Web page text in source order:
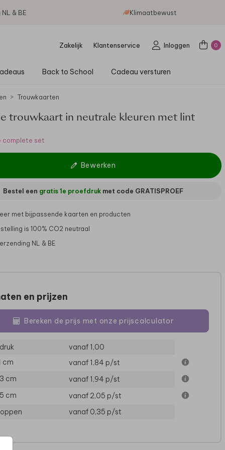
& BE Klimaatbewust
Zakelijk Klantenservice Inloggen 0
Back to School Cadeau versturen
TROUWKAART TROUWKAART
Trouwkaarten
trouwkaart in neutrale kleuren met lint
complete set
Bewerken
Bestel een gratis 1e proefdruk met code GRATISPROEF
met bijpassende kaarten en producten
is 100% CO2 neutraal
NL & BE
en prijzen
Bereken de prijs met onze prijscalculator
vanaf 1,00
cm
vanaf 1,84 p/st
cm
vanaf 1,94 p/st
cm
vanaf 2,05 p/st
vanaf 0,35 p/st